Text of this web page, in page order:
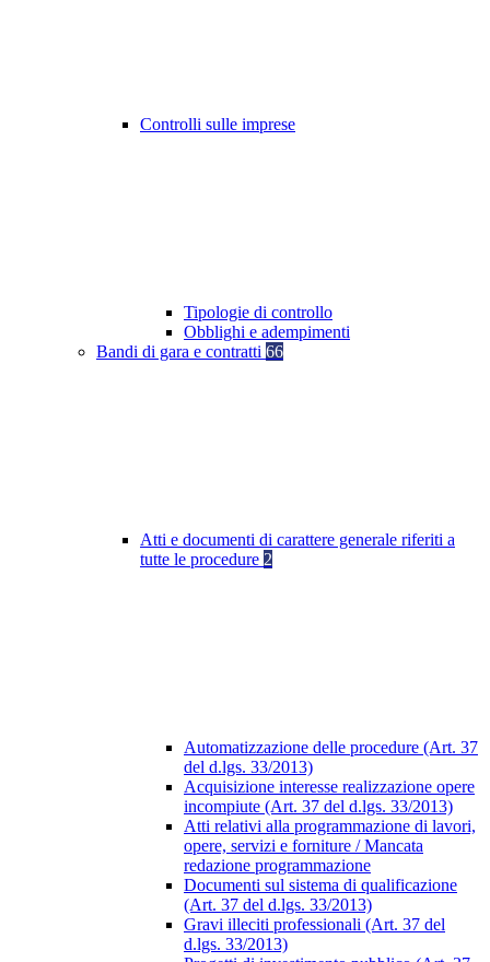
Controlli sulle imprese
Tipologie di controllo
Obblighi e adempimenti
Bandi di gara e contratti 66
Atti e documenti di carattere generale riferiti a
tutte le procedure 2
Automatizzazione delle procedure (Art. 37
del d.lgs. 33/2013)
Acquisizione interesse realizzazione opere
incompiute (Art. 37 del d.lgs. 33/2013)
Atti relativi alla programmazione di lavori,
opere, servizi e forniture / Mancata
redazione programmazione
Documenti sul sistema di qualificazione
(Art. 37 del d.lgs. 33/2013)
Gravi illeciti professionali (Art. 37 del
d.lgs. 33/2013)